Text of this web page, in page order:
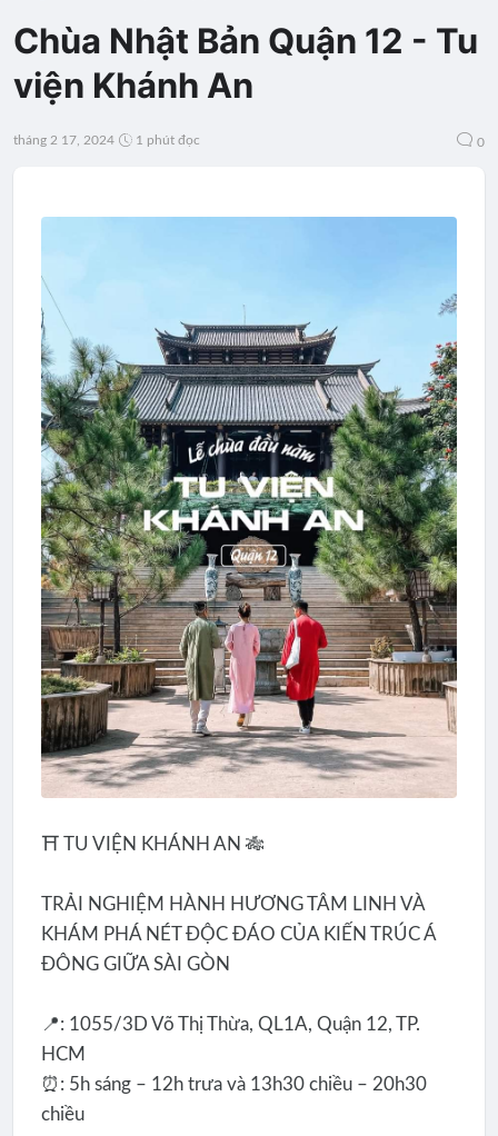
Chùa Nhật Bản Quận 12 - Tu
viện Khánh An
tháng 2 17, 2024 1 phút đọc 0
⛩️ TU VIỆN KHÁNH AN 🎋
TRẢI NGHIỆM HÀNH HƯƠNG TÂM LINH VÀ
KHÁM PHÁ NÉT ĐỘC ĐÁO CỦA KIẾN TRÚC Á
ĐÔNG GIỮA SÀI GÒN
📍: 1055/3D Võ Thị Thừa, QL1A, Quận 12, TP.
HCM
⏰: 5h sáng – 12h trưa và 13h30 chiều – 20h30
chiều